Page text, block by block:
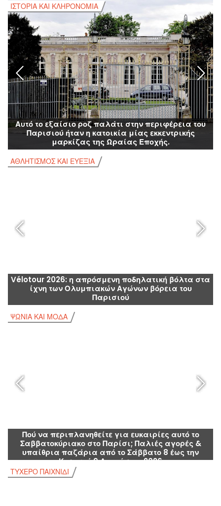
Αυτό το εξαίσιο ροζ παλάτι στην περιφέρεια του
Παρισιού ήταν η κατοικία μίας εκκεντρικής
μαρκίζας της Ωραίας Εποχής.
ΙΣΤΟΡΊΑ ΚΑΙ ΚΛΗΡΟΝΟΜΙΆ
Vélotour 2026: η απρόσμενη ποδηλατική βόλτα στα
ίχνη των Ολυμπιακών Αγώνων βόρεια του
Παρισιού
ΑΘΛΗΤΙΣΜΌΣ ΚΑΙ ΕΥΕΞΊΑ
Πού να περιπλανηθείτε για ευκαιρίες αυτό το
Σαββατοκύριακο στο Παρίσι; Παλιές αγορές &
υπαίθρια παζάρια από το Σάββατο 8 έως την
Κυριακή 9 Αυγούστου 2026
ΨΏΝΙΑ ΚΑΙ ΜΌΔΑ
ΤΥΧΕΡΌ ΠΑΙΧΝΊΔΙ